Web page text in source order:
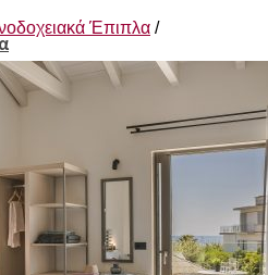
Έπιπλα /